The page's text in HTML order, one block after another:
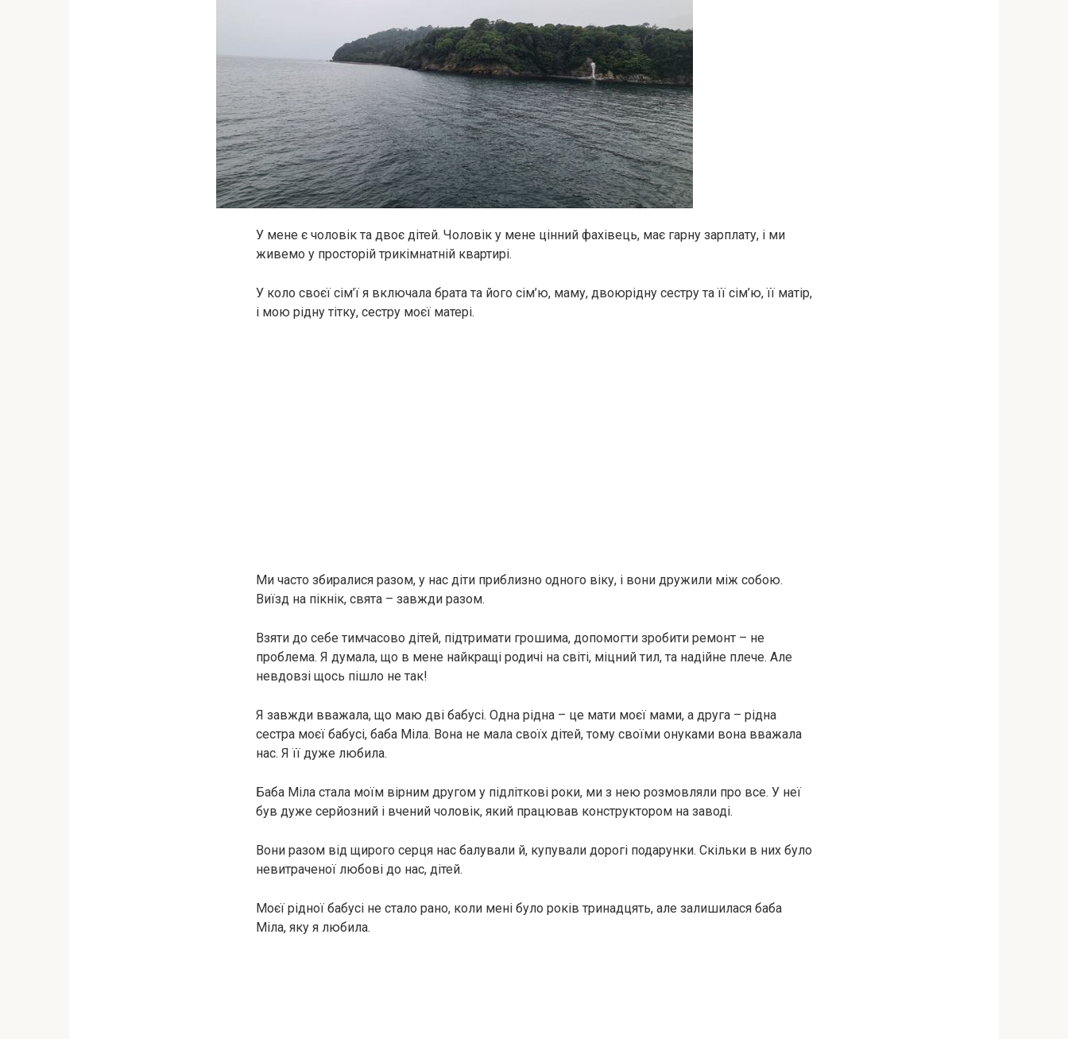
У мене є чоловік та двоє дітей. Чоловік у мене цінний фахівець, має гарну зарплату, і ми
живемо у просторій трикімнатній квартирі.
У коло своєї сім’ї я включала брата та його сім’ю, маму, двоюрідну сестру та її сім’ю, її матір,
і мою рідну тітку, сестру моєї матері.
Ми часто збиралися разом, у нас діти приблизно одного віку, і вони дружили між собою.
Виїзд на пікнік, свята – завжди разом.
Взяти до себе тимчасово дітей, підтримати грошима, допомогти зробити ремонт – не
проблема. Я думала, що в мене найкращі родичі на світі, міцний тил, та надійне плече. Але
невдовзі щось пішло не так!
Я завжди вважала, що маю дві бабусі. Одна рідна – це мати моєї мами, а друга – рідна
сестра моєї бабусі, баба Міла. Вона не мала своїх дітей, тому своїми онуками вона вважала
нас. Я її дуже любила.
Баба Міла стала моїм вірним другом у підліткові роки, ми з нею розмовляли про все. У неї
був дуже серйозний і вчений чоловік, який працював конструктором на заводі.
Вони разом від щирого серця нас балували й, купували дорогі подарунки. Скільки в них було
невитраченої любові до нас, дітей.
Моєї рідної бабусі не стало рано, коли мені було років тринадцять, але залишилася баба
Міла, яку я любила.